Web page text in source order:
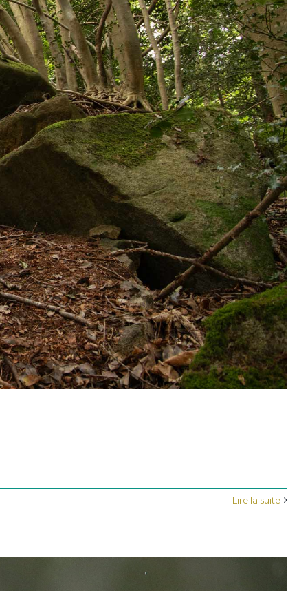
Lire la suite